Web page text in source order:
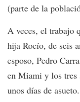
(parte de la
A veces, el trabajo
hija Rocío, de seis
esposo, Pedro
en Miami y los tres
unos días de asueto.